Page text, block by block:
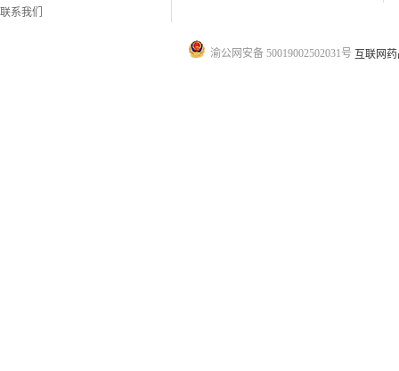
联系我们
渝公网安备 50019002502031号 互联网